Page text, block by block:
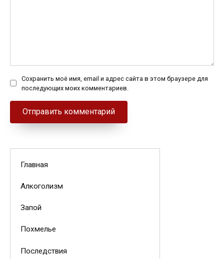
Сохранить моё имя, email и адрес сайта в этом браузере для
последующих моих комментариев.
Главная
Алкоголизм
Запой
Похмелье
Последствия